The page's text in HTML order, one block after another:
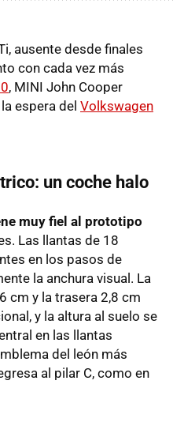
ausente desde finales
con cada vez más
, MINI John Cooper
espera del Volkswagen
un coche halo
muy fiel al prototipo
Las llantas de 18
en los pasos de
la anchura visual. La
cm y la trasera 2,8 cm
y la altura al suelo se
en las llantas
del león más
al pilar C, como en